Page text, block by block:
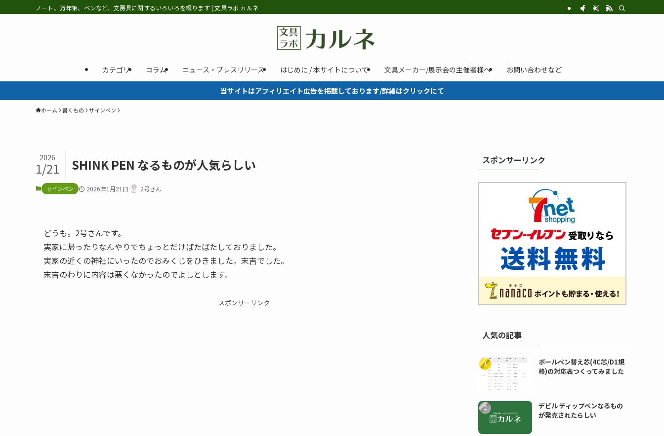
ノート、万年筆、ペンなど、文房具に関するいろいろを綴ります | 文具ラボ カルネ
カテゴリ コラム ニュース・プレスリリース はじめに / 本サイトについて 文具メーカー/展示会の主催者様へ お問い合わせなど
当サイトはアフィリエイト広告を掲載しております/詳細はクリックにて
ホーム 書くもの サインペン
SHINK PEN なるものが人気らしい
2026
1/21
サインペン 2026年1月21日 2号さん
どうも。2号さんです。
実家に帰ったりなんやりでちょっとだけばたばたしておりました。
実家の近くの神社にいったのでおみくじをひきました。末吉でした。
末吉のわりに内容は悪くなかったのでよしとします。
スポンサーリンク
スポンサーリンク
人気の記事
ボールペン替え芯(4C芯/D1規
格)の対応表つくってみました
デビル ディップペンなるもの
が発売されたらしい